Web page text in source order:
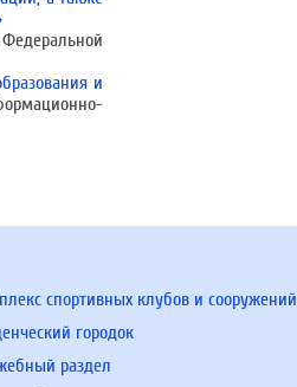
и
спортивных клубов и сооружений
городок
раздел